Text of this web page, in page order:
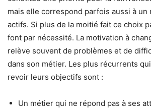
mais elle correspond parfois aussi à un
actifs. Si plus de la moitié fait ce choix
font par nécessité. La motivation à
relève souvent de problèmes et de
dans son métier. Les plus récurrents
revoir leurs objectifs sont :
Un métier qui ne répond pas à ses